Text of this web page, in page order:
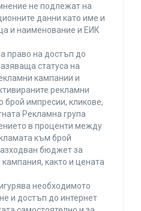
не подлежат на
данни като име и
и наименование и ЕИК
право на достъп до
статуса на
кампании и
рекламни
брой импресии, кликове,
Рекламна група
в проценти между
към брой
бюджет за
както и цената
необходимото
и достъп до интернет